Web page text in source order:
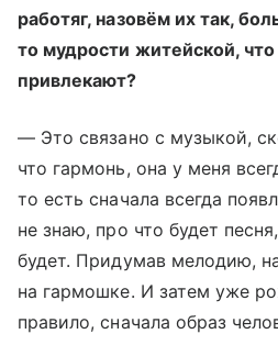
работяг, назовём их так,
то мудрости житейской,
привлекают?
— Это связано с музыкой,
что гармонь, она у меня
то есть сначала всегда
не знаю, про что будет
будет. Придумав мелодию,
на гармошке. И затем уже
правило, сначала образ